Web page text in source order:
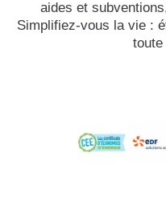
aides et
Simplifiez-vous la vie :
toute